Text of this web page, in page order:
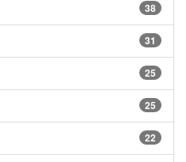
38
31
25
25
22